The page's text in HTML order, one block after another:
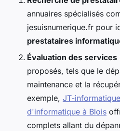
annuaires spécialisés
jesuisnumerique.fr pour
prestataires
Évaluation des services
proposés, tels que le
maintenance et la
exemple, JT-
d'informatique à Blois
complets allant du